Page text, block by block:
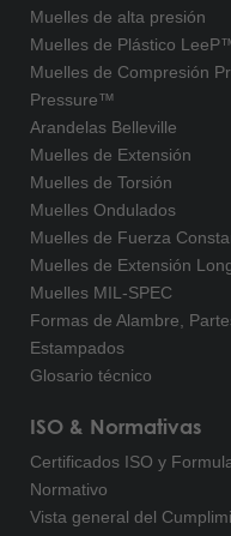
Muelles de alta presión
Muelles de Plástico
Muelles de Compresión
Pressure™
Arandelas Belleville
Muelles de Extensión
Muelles de Torsión
Muelles Ondulados
Muelles de Fuerza
Muelles de Extensión
Muelles MIL-SPEC
Formas de Alambre,
Estampados
Glosario técnico
ISO & Normativas
Certificados ISO y
Normativo
Vista general del